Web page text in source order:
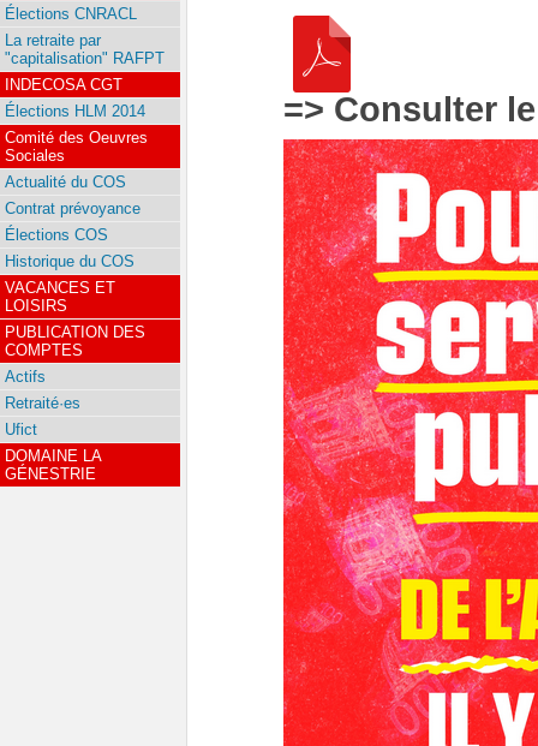
=> Consulter
Élections CNRACL
La retraite par
"capitalisation" RAFPT
INDECOSA CGT
Élections HLM 2014
Comité des Oeuvres
Sociales
Actualité du COS
Contrat prévoyance
Élections COS
Historique du COS
VACANCES ET
LOISIRS
PUBLICATION DES
COMPTES
Actifs
Retraité·es
Ufict
DOMAINE LA
GÉNESTRIE